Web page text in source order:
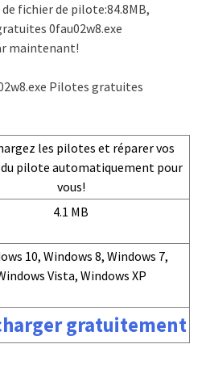
fichier de pilote:84.8MB,
0fau02w8.exe
maintenant!
Pilotes gratuites
les pilotes et réparer vos
pilote automatiquement pour
vous!
4.1 MB
10, Windows 8, Windows 7,
Vista, Windows XP
gratuitement